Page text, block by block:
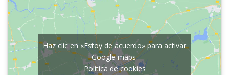
Haz clic en «Estoy de acuerdo» para activar
Google maps
Política de cookies